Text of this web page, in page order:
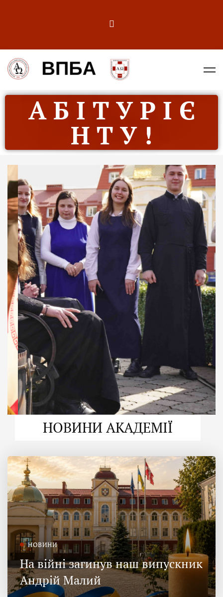
А Б І Т У Р І Є
Н Т У !
ДУХОВНО СИЛЬНІ!
ВПБА — спільнота, де
формується
покликання
Читати більше
НОВИНИ АКАДЕМІЇ
НОВИНИ
На війні загинув наш випускник
Андрій Малий